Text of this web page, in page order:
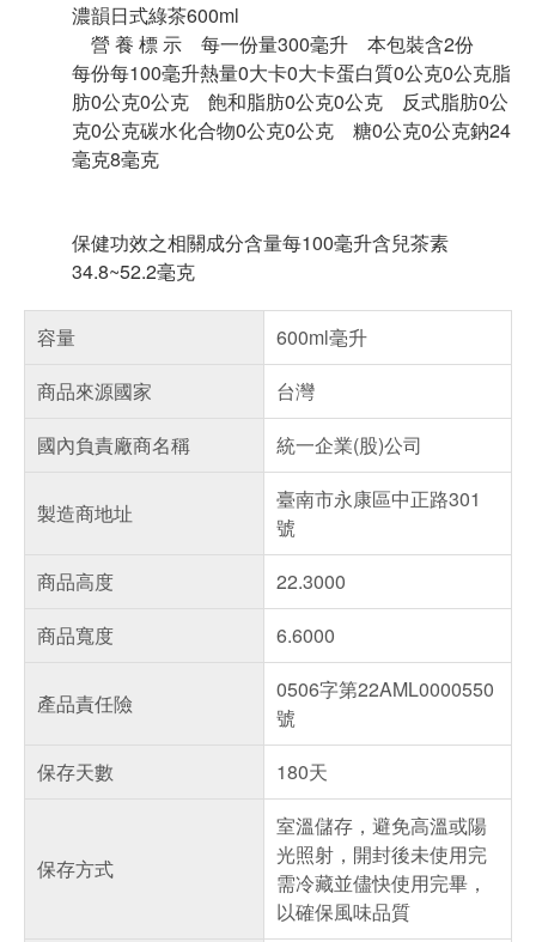
濃韻日式綠茶600ml
營 養 標 示 每一份量300毫升 本包裝含2份
每份每100毫升熱量0大卡0大卡蛋白質0公克0公克脂
肪0公克0公克 飽和脂肪0公克0公克 反式脂肪0公
克0公克碳水化合物0公克0公克 糖0公克0公克鈉24
毫克8毫克
保健功效之相關成分含量每100毫升含兒茶素
34.8~52.2毫克
容量
600ml毫升
商品來源國家
台灣
國內負責廠商名稱
統一企業(股)公司
製造商地址
臺南市永康區中正路301
號
商品高度
22.3000
商品寬度
6.6000
產品責任險
0506字第22AML0000550
號
保存天數
180天
保存方式
室溫儲存，避免高溫或陽
光照射，開封後未使用完
需冷藏並儘快使用完畢，
以確保風味品質